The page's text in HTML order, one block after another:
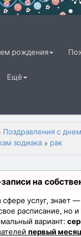
рождения
Ещё
Поздравления с
зодиака » рак
на
сфере услуг, знает
расписание, но
вариант:
первый